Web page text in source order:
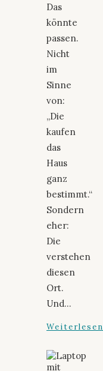
Das
könnte
passen.
Nicht
im
Sinne
von:
„Die
kaufen
das
Haus
ganz
bestimmt.“
Sondern
eher:
Die
verstehen
diesen
Ort.
Und…
Weiterlesen